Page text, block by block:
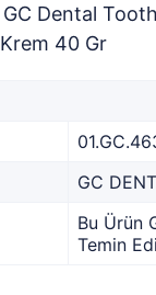
GC Dental
40 Gr
GC
Bu Ürün
Temin